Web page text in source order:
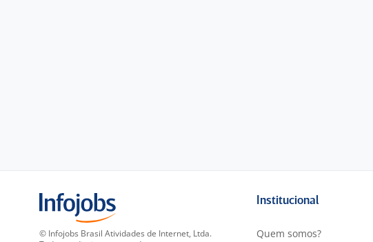
© Infojobs Brasil Atividades de Internet, Ltda.
Institucional
Quem somos?